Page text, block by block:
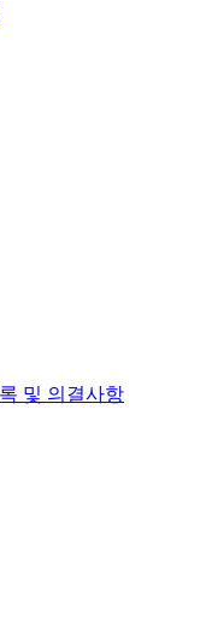
및 의결사항